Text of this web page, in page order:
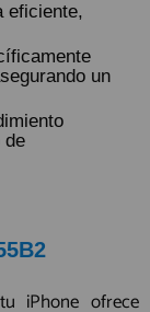
eficiente,
un
de
iPhone ofrece